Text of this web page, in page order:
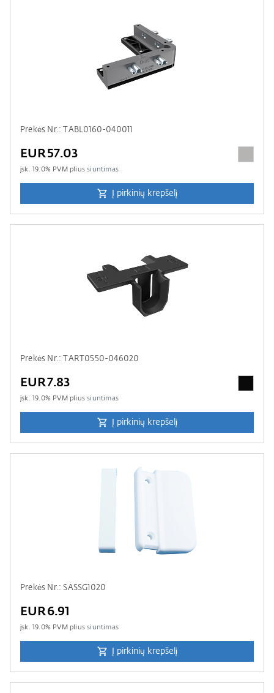
Prekės Nr.: TABL0160-040011
EUR57.03
įsk. 19.0% PVM pliussiuntimas
Į pirkinių krepšelį
Prekės Nr.: TART0550-046020
EUR7.83
įsk. 19.0% PVM pliussiuntimas
Į pirkinių krepšelį
Prekės Nr.: SASSG1020
EUR6.91
įsk. 19.0% PVM pliussiuntimas
Į pirkinių krepšelį